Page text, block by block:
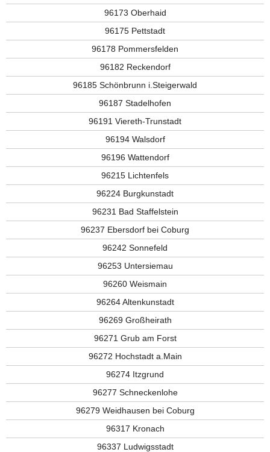
96173 Oberhaid
96175 Pettstadt
96178 Pommersfelden
96182 Reckendorf
96185 Schönbrunn i.Steigerwald
96187 Stadelhofen
96191 Viereth-Trunstadt
96194 Walsdorf
96196 Wattendorf
96215 Lichtenfels
96224 Burgkunstadt
96231 Bad Staffelstein
96237 Ebersdorf bei Coburg
96242 Sonnefeld
96253 Untersiemau
96260 Weismain
96264 Altenkunstadt
96269 Großheirath
96271 Grub am Forst
96272 Hochstadt a.Main
96274 Itzgrund
96277 Schneckenlohe
96279 Weidhausen bei Coburg
96317 Kronach
96337 Ludwigsstadt